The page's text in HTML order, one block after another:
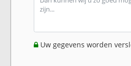
Uw gegevens worden